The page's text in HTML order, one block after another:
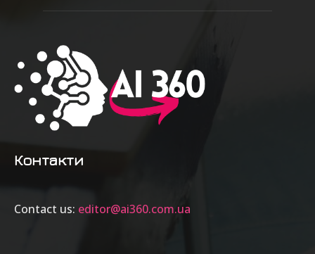
Контакти
Contact us: editor@ai360.com.ua